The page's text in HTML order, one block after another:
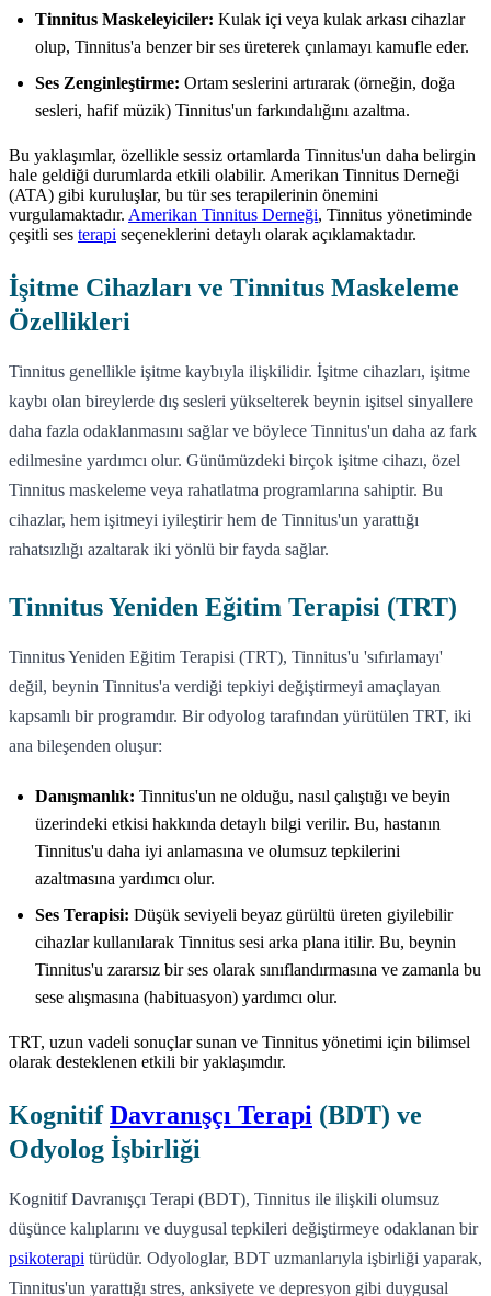
Tinnitus Maskeleyiciler: Kulak içi veya kulak arkası cihazlar
olup, Tinnitus'a benzer bir ses üreterek çınlamayı kamufle eder.
Ses Zenginleştirme: Ortam seslerini artırarak (örneğin, doğa
sesleri, hafif müzik) Tinnitus'un farkındalığını azaltma.
Bu yaklaşımlar, özellikle sessiz ortamlarda Tinnitus'un daha belirgin
hale geldiği durumlarda etkili olabilir. Amerikan Tinnitus Derneği
(ATA) gibi kuruluşlar, bu tür ses terapilerinin önemini
vurgulamaktadır. Amerikan Tinnitus Derneği, Tinnitus yönetiminde
çeşitli ses terapi seçeneklerini detaylı olarak açıklamaktadır.
İşitme Cihazları ve Tinnitus Maskeleme
Özellikleri
Tinnitus genellikle işitme kaybıyla ilişkilidir. İşitme cihazları, işitme
kaybı olan bireylerde dış sesleri yükselterek beynin işitsel sinyallere
daha fazla odaklanmasını sağlar ve böylece Tinnitus'un daha az fark
edilmesine yardımcı olur. Günümüzdeki birçok işitme cihazı, özel
Tinnitus maskeleme veya rahatlatma programlarına sahiptir. Bu
cihazlar, hem işitmeyi iyileştirir hem de Tinnitus'un yarattığı
rahatsızlığı azaltarak iki yönlü bir fayda sağlar.
Tinnitus Yeniden Eğitim Terapisi (TRT)
Tinnitus Yeniden Eğitim Terapisi (TRT), Tinnitus'u 'sıfırlamayı'
değil, beynin Tinnitus'a verdiği tepkiyi değiştirmeyi amaçlayan
kapsamlı bir programdır. Bir odyolog tarafından yürütülen TRT, iki
ana bileşenden oluşur:
Danışmanlık: Tinnitus'un ne olduğu, nasıl çalıştığı ve beyin
üzerindeki etkisi hakkında detaylı bilgi verilir. Bu, hastanın
Tinnitus'u daha iyi anlamasına ve olumsuz tepkilerini
azaltmasına yardımcı olur.
Ses Terapisi: Düşük seviyeli beyaz gürültü üreten giyilebilir
cihazlar kullanılarak Tinnitus sesi arka plana itilir. Bu, beynin
Tinnitus'u zararsız bir ses olarak sınıflandırmasına ve zamanla bu
sese alışmasına (habituasyon) yardımcı olur.
TRT, uzun vadeli sonuçlar sunan ve Tinnitus yönetimi için bilimsel
olarak desteklenen etkili bir yaklaşımdır.
KognitifDavranışçı Terapi (BDT) ve
Odyolog İşbirliği
Kognitif Davranışçı Terapi (BDT), Tinnitus ile ilişkili olumsuz
düşünce kalıplarını ve duygusal tepkileri değiştirmeye odaklanan bir
psikoterapi türüdür. Odyologlar, BDT uzmanlarıyla işbirliği yaparak,
Tinnitus'un yarattığı stres, anksiyete ve depresyon gibi duygusal